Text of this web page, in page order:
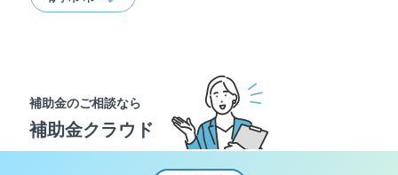
補助金のご相談なら
補助金クラウド